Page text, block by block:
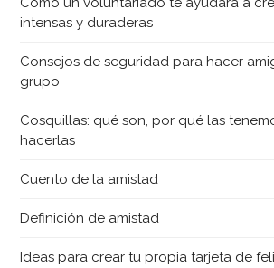
intensas y duraderas
Consejos de seguridad para hacer
grupo
Cosquillas: qué son, por qué las
hacerlas
Cuento de la amistad
Definición de amistad
Ideas para crear tu propia tarjeta de